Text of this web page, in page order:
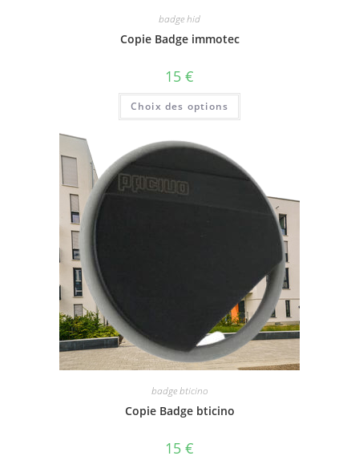
badge hid
Copie Badge immotec
15 €
Choix des options
badge bticino
Copie Badge bticino
15 €